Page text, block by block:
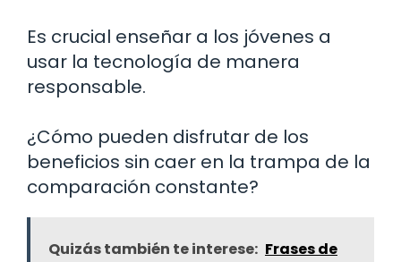
Es crucial enseñar a los jóvenes a
usar la tecnología de manera
responsable.
¿Cómo pueden disfrutar de los
beneficios sin caer en la trampa de la
comparación constante?
Quizás también te interese: Frases de